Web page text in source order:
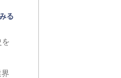
る